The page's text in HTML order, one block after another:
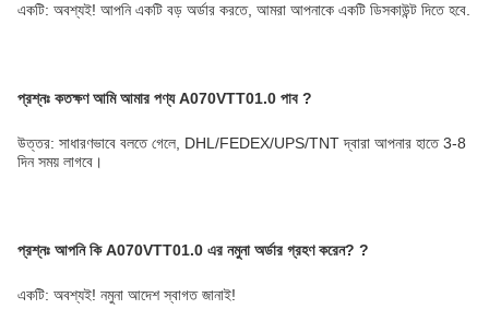
একটি: অবশ্যই! আপনি একটি বড় অর্ডার করতে, আমরা আপনাকে একটি ডিসকাউন্ট দিতে হবে.
প্রশ্নঃ কতক্ষণ আমি আমার পণ্য A070VTT01.0 পাব ?
উত্তর: সাধারণভাবে বলতে গেলে, DHL/FEDEX/UPS/TNT দ্বারা আপনার হাতে 3-8
দিন সময় লাগবে।
প্রশ্নঃ আপনি কি A070VTT01.0 এর নমুনা অর্ডার গ্রহণ করেন? ?
একটি: অবশ্যই! নমুনা আদেশ স্বাগত জানাই!